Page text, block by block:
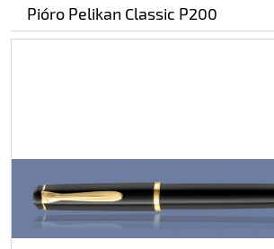
Pióro Pelikan Classic P200